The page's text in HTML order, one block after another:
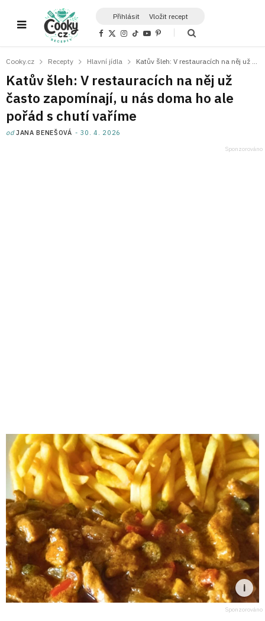
Přihlásit Vložit recept
F
b
o
k
X
i
t
e
)
I
a
r
a
m
T
o
Y
u
e
P
e
e
s
t
Cooky.cz Recepty Hlavní jídla
Katův šleh: V restauracích na něj už
často zapomínají, u nás doma ho ale
pořád s chutí vaříme
odJANA BENEŠOVÁ 30. 4. 2026